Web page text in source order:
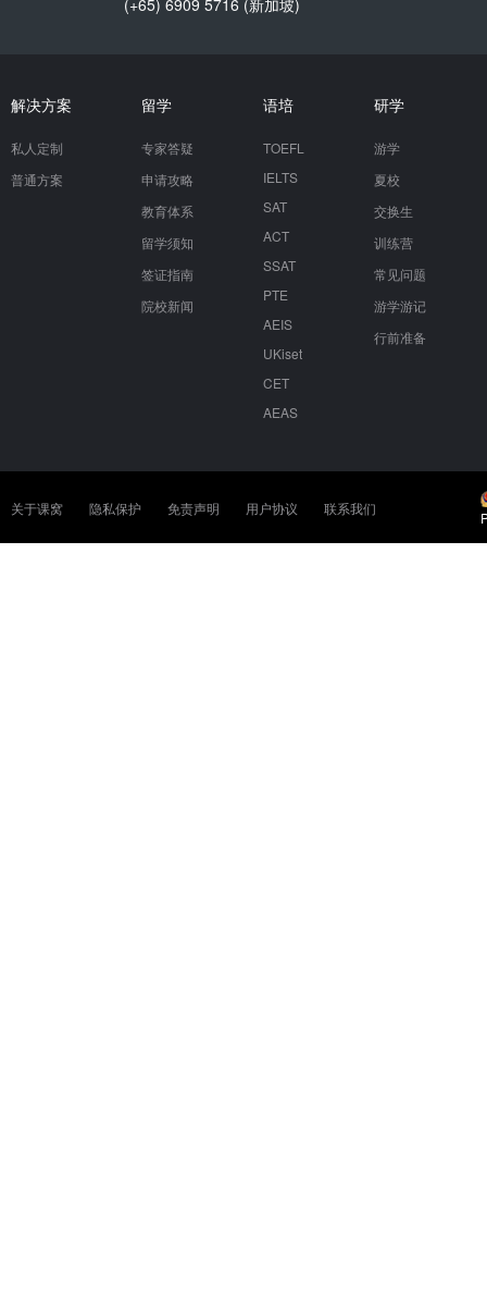
(+65) 6909 5716 (新加坡)
解决方案
私人定制
普通方案
留学
专家答疑
申请攻略
教育体系
留学须知
签证指南
院校新闻
语培
TOEFL
IELTS
SAT
ACT
SSAT
PTE
AEIS
UKiset
CET
AEAS
研学
游学
夏校
交换生
训练营
常见问题
游学游记
行前准备
关于课窝 隐私保护 免责声明 用户协议 联系我们